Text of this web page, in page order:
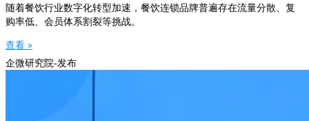
随着餐饮行业数字化转型加速，餐饮连锁品牌普遍存在流量分散、复
购率低、会员体系割裂等挑战。
查看 »
企微研究院-发布